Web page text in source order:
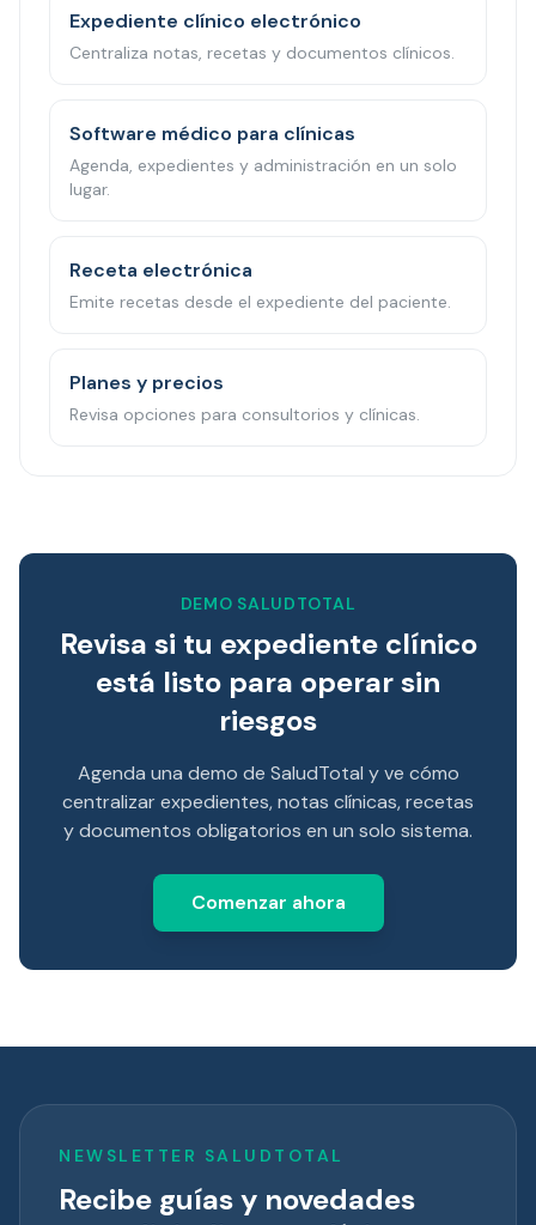
Expediente clínico electrónico
Centraliza notas, recetas y documentos clínicos.
Software médico para clínicas
Agenda, expedientes y administración en un solo
lugar.
Receta electrónica
Emite recetas desde el expediente del paciente.
Planes y precios
Revisa opciones para consultorios y clínicas.
DEMO SALUDTOTAL
Revisa si tu expediente clínico
está listo para operar sin
riesgos
Agenda una demo de SaludTotal y ve cómo
centralizar expedientes, notas clínicas, recetas
y documentos obligatorios en un solo sistema.
Comenzar ahora
NEWSLETTER SALUDTOTAL
Recibe guías y novedades